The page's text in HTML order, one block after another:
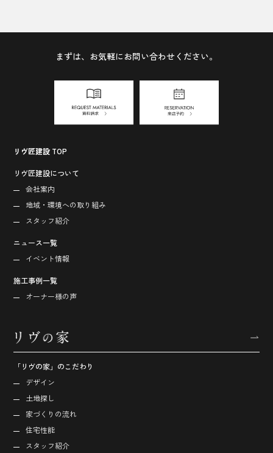
まずは、お気軽にお問い合わせください。
リヴ匠建設 TOP
リヴ匠建設について
会社案内
地域・環境への取り組み
スタッフ紹介
ニュース一覧
イベント情報
施工事例一覧
オーナー様の声
「リヴの家」のこだわり
デザイン
土地探し
家づくりの流れ
住宅性能
スタッフ紹介